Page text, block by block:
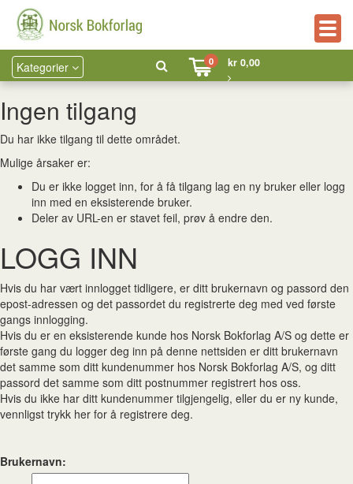
Kategorier
0 kr 0,00
Ingen tilgang
Du har ikke tilgang til dette området.
Mulige årsaker er:
Du er ikke logget inn, for å få tilgang lag en ny bruker eller logg
inn med en eksisterende bruker.
Deler av URL-en er stavet feil, prøv å endre den.
LOGG INN
Hvis du har vært innlogget tidligere, er ditt brukernavn og passord den
epost-adressen og det passordet du registrerte deg med ved første
gangs innlogging.
Hvis du er en eksisterende kunde hos Norsk Bokforlag A/S og dette er
første gang du logger deg inn på denne nettsiden er ditt brukernavn
det samme som ditt kundenummer hos Norsk Bokforlag A/S, og ditt
passord det samme som ditt postnummer registrert hos oss.
Hvis du ikke har ditt kundenummer tilgjengelig, eller du er ny kunde,
vennligst trykk her for å registrere deg.
Brukernavn: